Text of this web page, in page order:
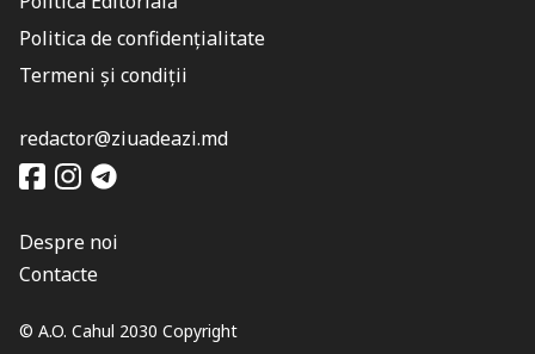
© A.O. Cahul 2030 Copyright
Politica de confidențialitate
Termeni și condiții
redactor@ziuadeazi.md
Despre noi
Contacte